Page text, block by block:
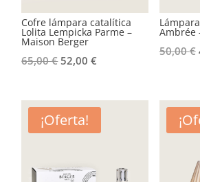
Cofre lámpara catalítica
Lolita Lempicka Parme –
Maison Berger
65,00€ El
era:
65,00 €.
52,00€
es:
52,00 €.
Ambrée
50,00€
¡Oferta!